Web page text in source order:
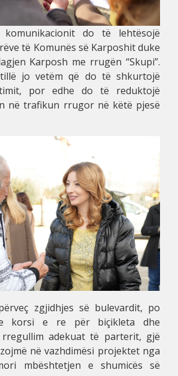
do të lehtësojë
të Komunës së Karposhit duke
Karposh me rrugën “Skupi”.
jo vetëm që do të shkurtojë
por edhe do të reduktojë
në trafikun rrugor në këtë pjesë
zgjidhjes së bulevardit, po
korsi e re për biçikleta dhe
rregullim adekuat të parterit, gjë
në vazhdimësi projektet nga
mbështetjen e shumicës së